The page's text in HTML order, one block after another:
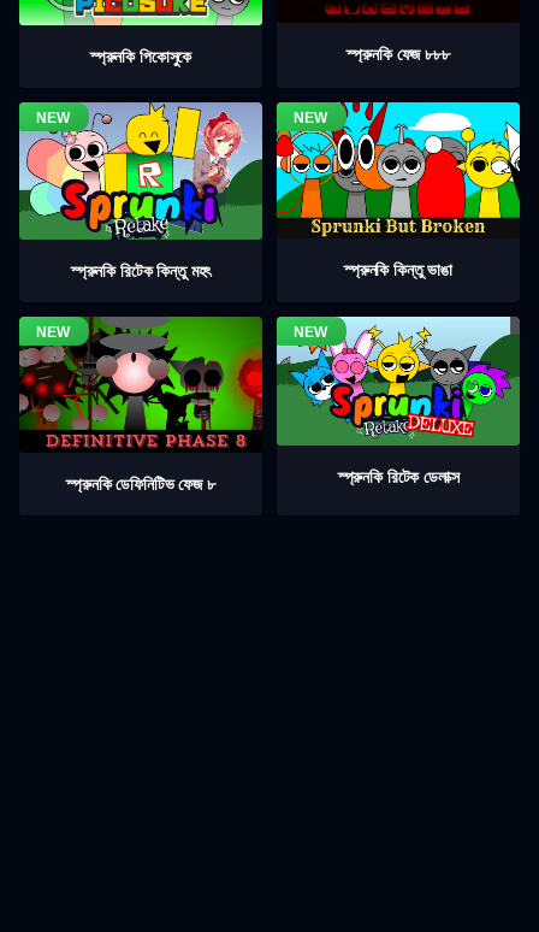
স্প্রুনকি পিকোসুকে স্প্রুনকি ফেজ ৮৮৮
স্প্রুনকি রিটেক কিন্তু মহৎ স্প্রুনকি কিন্তু ভাঙা
স্প্রুনকি ডেফিনিটিভ ফেজ ৮ স্প্রুনকি রিটেক ডেলাক্স